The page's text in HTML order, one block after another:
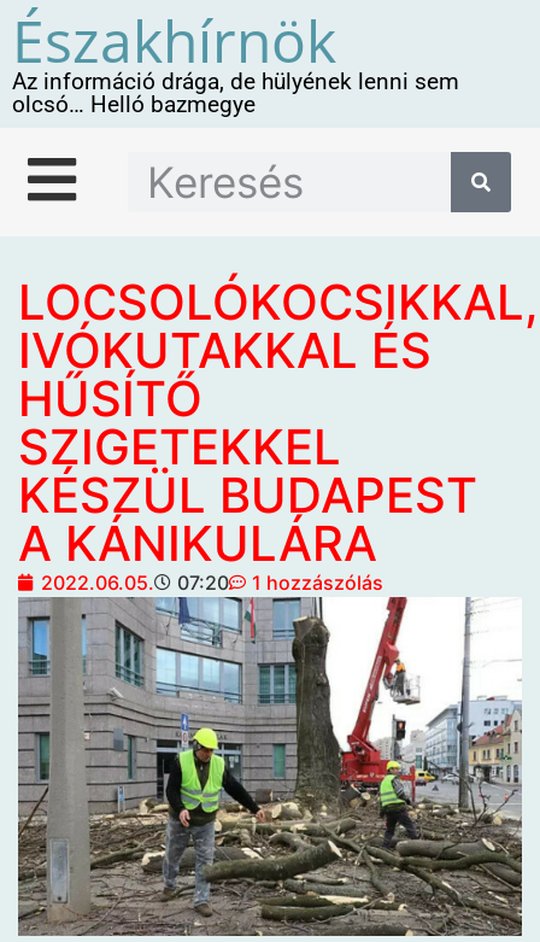
Északhírnök
Az információ drága, de hülyének lenni sem
olcsó… Helló bazmegye
LOCSOLÓKOCSIKKAL,
IVÓKUTAKKAL ÉS
HŰSÍTŐ
SZIGETEKKEL
KÉSZÜL BUDAPEST
A KÁNIKULÁRA
2022.06.05. 07:20 1 hozzászólás